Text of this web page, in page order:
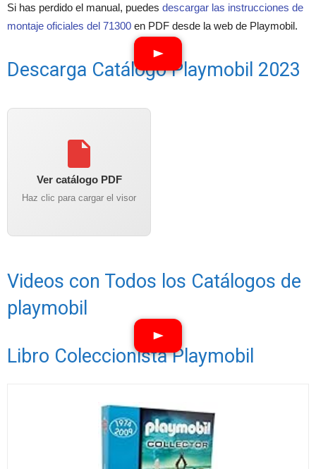
Si has perdido el manual, puedes descargar las instrucciones de
montaje oficiales del 71300 en PDF desde la web de Playmobil.
Descarga Catálogo Playmobil 2023
Ver catálogo PDF
Haz clic para cargar el visor
Videos con Todos los Catálogos de
playmobil
Libro Coleccionista Playmobil